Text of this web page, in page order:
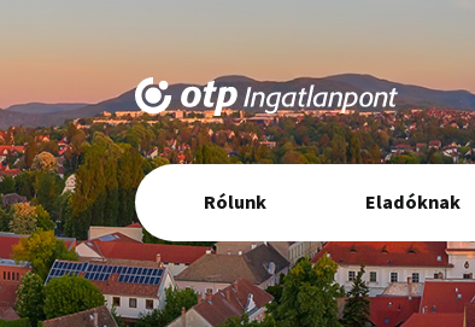
Elsődleges
navigáció
Rólunk Eladóknak